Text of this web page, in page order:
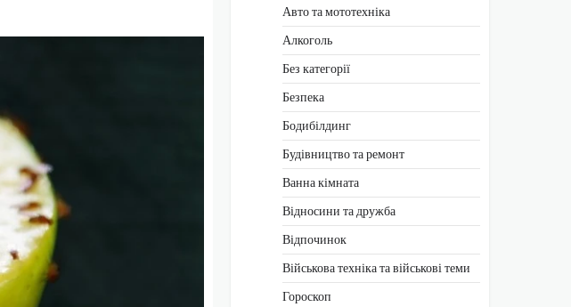
Авто та мототехніка
Алкоголь
Без категорії
Безпека
Бодибілдинг
Будівництво та ремонт
Ванна кімната
Відносини та дружба
Відпочинок
Військова техніка та військові теми
Гороскоп